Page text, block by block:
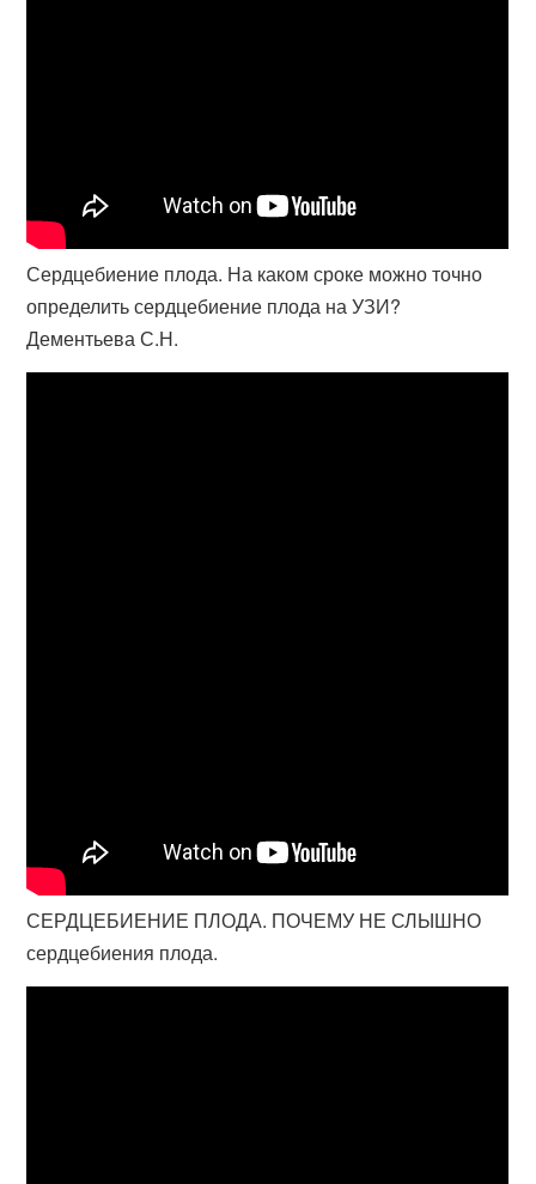
Сердцебиение плода. На каком сроке можно точно
определить сердцебиение плода на УЗИ?
Дементьева С.Н.
СЕРДЦЕБИЕНИЕ ПЛОДА. ПОЧЕМУ НЕ СЛЫШНО
сердцебиения плода.